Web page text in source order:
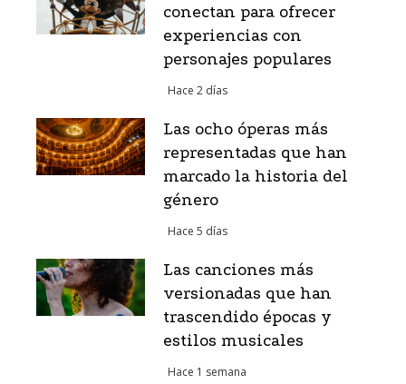
conectan para ofrecer
experiencias con
personajes populares
Hace 2 días
Las ocho óperas más
representadas que han
marcado la historia del
género
Hace 5 días
Las canciones más
versionadas que han
trascendido épocas y
estilos musicales
Hace 1 semana